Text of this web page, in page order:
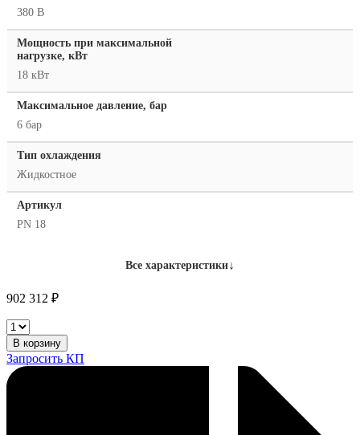
380 В
Мощность при максимальной
нагрузке, кВт
18 кВт
Максимальное давление, бар
6 бар
Тип охлаждения
Жидкостное
Артикул
PN 18
Все характеристики↓
902 312 ₽
Pei-
Point
PN
18
количество
В корзину
Запросить КП